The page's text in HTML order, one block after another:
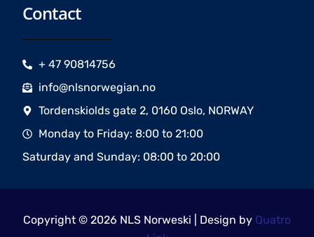
Contact
+ 47 90814756
info@nlsnorwegian.no
Tordenskiolds gate 2, 0160 Oslo, NORWAY
Monday to Friday: 8:00 to 21:00
Saturday and Sunday: 08:00 to 20:00
Copyright © 2026 NLS Norweski | Design by Quatro